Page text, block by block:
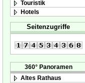
Touristik
Hotels
Seitenzugriffe
360° Panoramen
Altes Rathaus